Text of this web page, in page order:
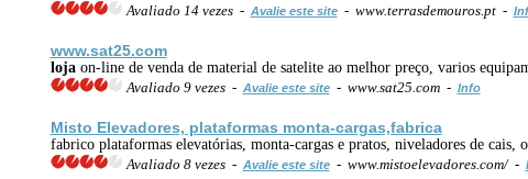
Avaliado 14 vezes - Avalie este site- www.terrasdemouros.pt -
www.sat25.com
lojaon-line de venda de material de satelite ao melhor preço, varios
Avaliado 9 vezes - Avalie este site- www.sat25.com - Info
Misto Elevadores, plataformas monta-cargas,fabrica
fabrico plataformas elevatórias, monta-cargas e pratos, niveladores de cais,
Avaliado 8 vezes - Avalie este site- www.mistoelevadores.com/ -